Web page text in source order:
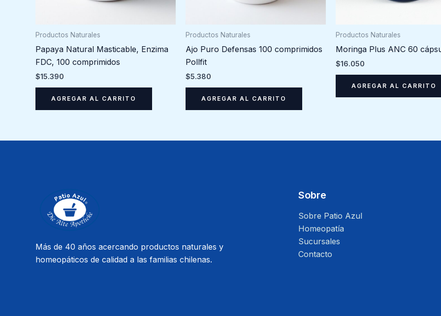
Productos Naturales
Papaya Natural Masticable, Enzima
FDC, 100 comprimidos
$15.390
AGREGAR AL CARRITO
Productos Naturales
Ajo Puro Defensas 100 comprimidos
Pollfit
$5.380
AGREGAR AL CARRITO
Productos Naturales
Moringa Plus ANC 60
$16.050
AGREGAR AL CARRITO
Más de 40 años acercando productos naturales y
homeopáticos de calidad a las familias chilenas.
Sobre
Sobre Patio Azul
Homeopatía
Sucursales
Contacto